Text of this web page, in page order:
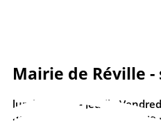
Mairie de Réville -
lundi - Mardi - Jeudi -
de 9h00 à 12h00 - Fermée le